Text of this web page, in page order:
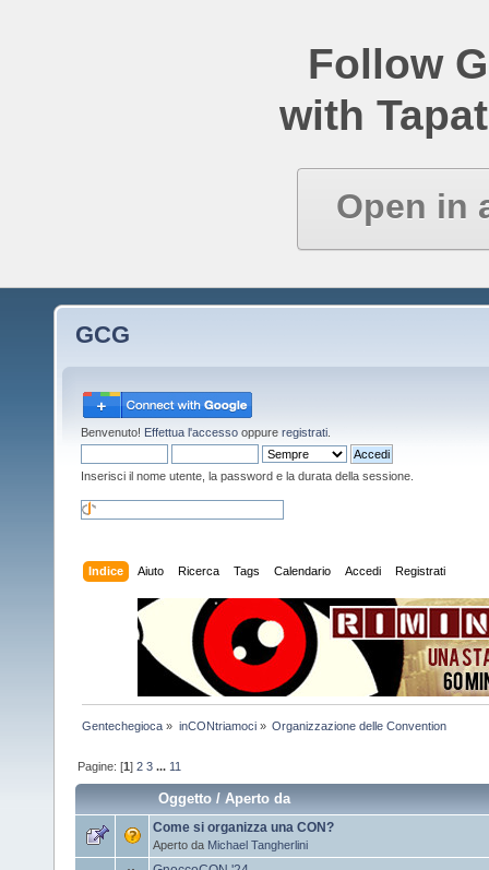
Follow
with
Open in
GCG
Benvenuto! Effettua l'accesso oppure registrati
Inserisci il nome utente, la password e la durata della sessione.
Indice Aiuto Ricerca Tags Calendario Accedi Registrati
Gentechegioca » inCONtriamoci» Organizzazione delle Convention
Pagine: [1]2 3 ... 11
Oggetto /Aperto da
Come si organizza una CON?
Aperto da Michael Tangherlini